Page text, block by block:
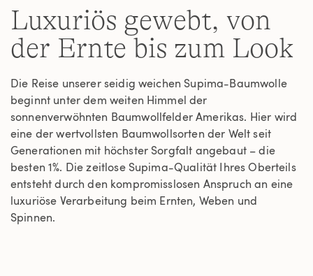
Luxuriös gewebt, von
der Ernte bis zum Look
Die Reise unserer seidig weichen Supima-Baumwolle
beginnt unter dem weiten Himmel der
sonnenverwöhnten Baumwollfelder Amerikas. Hier wird
eine der wertvollsten Baumwollsorten der Welt seit
Generationen mit höchster Sorgfalt angebaut – die
besten 1%. Die zeitlose Supima-Qualität Ihres Oberteils
entsteht durch den kompromisslosen Anspruch an eine
luxuriöse Verarbeitung beim Ernten, Weben und
Spinnen.